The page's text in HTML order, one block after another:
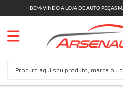
BEM-VINDO A LOJA DE AUTO PEÇAS